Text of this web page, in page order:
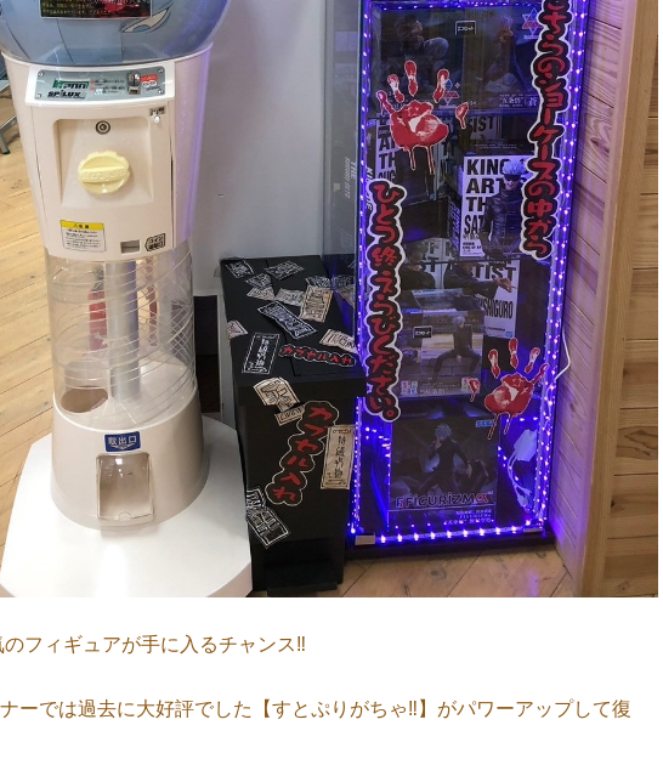
フィギュアが手に入るチャンス‼
ーでは過去に大好評でした【すとぷりがちゃ‼】がパワーアップして復